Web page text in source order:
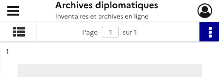
Archives diplomatiques
Ouvrir le menu déroulant
Page
sur 1
n°
1